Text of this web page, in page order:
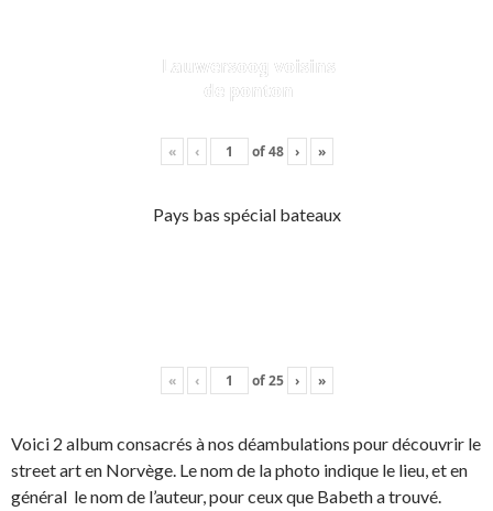
Lauwersoog voisins
de ponton
« ‹ of48 › »
Pays bas spécial bateaux
« ‹ of25 › »
Voici 2 album consacrés à nos déambulations pour découvrir le
street art en Norvège. Le nom de la photo indique le lieu, et en
général le nom de l’auteur, pour ceux que Babeth a trouvé.